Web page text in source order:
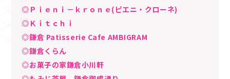
◎Ｐｉｅｎｉ－ｋｒｏｎｅ(ピエニ・クローネ)
◎Ｋｉｔｃｈｉ
◎鎌倉 Patisserie Cafe AMBIGRAM
◎鎌倉くらん
◎お菓子の家鎌倉小川軒